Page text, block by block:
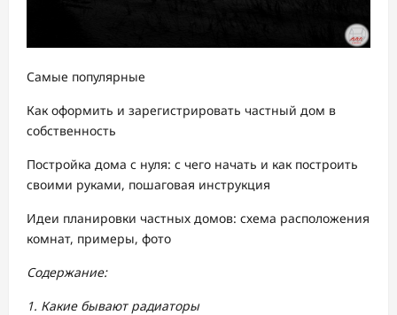
Самые популярные
Как оформить и зарегистрировать частный дом в
собственность
Постройка дома с нуля: с чего начать и как построить
своими руками, пошаговая инструкция
Идеи планировки частных домов: схема расположения
комнат, примеры, фото
Содержание:
1. Какие бывают радиаторы